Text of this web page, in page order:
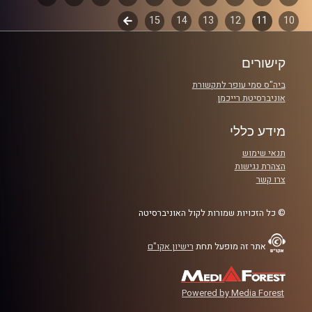
המערכת הפוליטית על ספת הפסיכולוג,
עם פרופסור בועז בן-דוד ופרופסור גלעד
הירשברגר
והפעם: הליכוד והפייק פריימריז
קרדיט תמונות:
פרקים
10
11
12
13
14
15
לשלב
קישורים
ביה"ס סמי עופר לתקשורת
אוניברסיטת רייכמן
מידע כללי
תנאי שימוש
הצהרת נגישות
צרו קשר
© כל הזכויות שמורות לקול האוניברסיטה
אתר זה מופעל תחת רישיון אקו"ם
Powered by Media Forest